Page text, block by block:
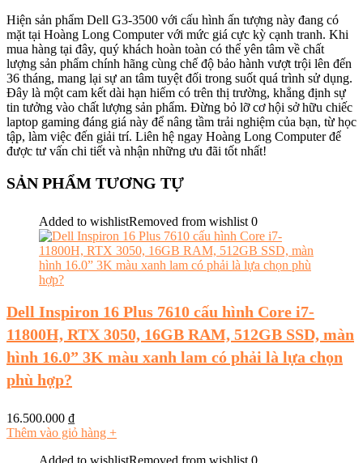
Hiện sản phẩm Dell G3-3500 với cấu hình ấn tượng này đang có
mặt tại Hoàng Long Computer với mức giá cực kỳ cạnh tranh. Khi
mua hàng tại đây, quý khách hoàn toàn có thể yên tâm về chất
lượng sản phẩm chính hãng cùng chế độ bảo hành vượt trội lên đến
36 tháng, mang lại sự an tâm tuyệt đối trong suốt quá trình sử dụng.
Đây là một cam kết dài hạn hiếm có trên thị trường, khẳng định sự
tin tưởng vào chất lượng sản phẩm. Đừng bỏ lỡ cơ hội sở hữu chiếc
laptop gaming đáng giá này để nâng tầm trải nghiệm của bạn, từ học
tập, làm việc đến giải trí. Liên hệ ngay Hoàng Long Computer để
được tư vấn chi tiết và nhận những ưu đãi tốt nhất!
SẢN PHẨM TƯƠNG TỰ
Added to wishlistRemoved from wishlist 0
Dell Inspiron 16 Plus 7610 cấu hình Core i7-
11800H, RTX 3050, 16GB RAM, 512GB SSD, màn
hình 16.0” 3K màu xanh lam có phải là lựa chọn
phù hợp?
16.500.000 ₫
Thêm vào giỏ hàng +
Added to wishlistRemoved from wishlist 0